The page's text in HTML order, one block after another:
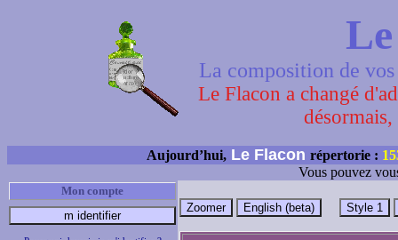
La composition de
Le Flacon a changé
Aujourd’hui, Le Flacon répertorie :
Vous pouvez
Mon compte